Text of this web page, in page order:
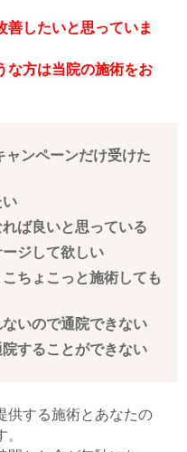
善したいと思っていま
な方は当院の施術をお
ャンペーンだけ受けた
い
ば良いと思っている
ジして欲しい
ちょこっと施術しても
いので通院できない
することができない
供する施術とあなたの